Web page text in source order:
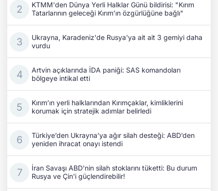
KTMM'den Dünya Yerli Halklar Günü bildirisi: "Kırım
Tatarlarının geleceği Kırım’ın özgürlüğüne bağlı"
Ukrayna, Karadeniz'de Rusya'ya ait ait 3 gemiyi daha
vurdu
Artvin açıklarında İDA paniği: SAS komandoları
bölgeye intikal etti
Kırım’ın yerli halklarından Kırımçaklar, kimliklerini
korumak için stratejik adımlar belirledi
Türkiye’den Ukrayna’ya ağır silah desteği: ABD’den
yeniden ihracat onayı istendi
İran Savaşı ABD'nin silah stoklarını tüketti: Bu durum
Rusya ve Çin'i güçlendirebilir!